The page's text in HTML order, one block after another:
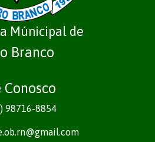
Múnicipal de
Branco
Conosco
98716-8854